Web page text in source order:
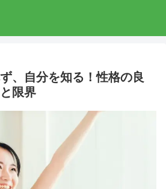
、自分を知る！性格の良
限界